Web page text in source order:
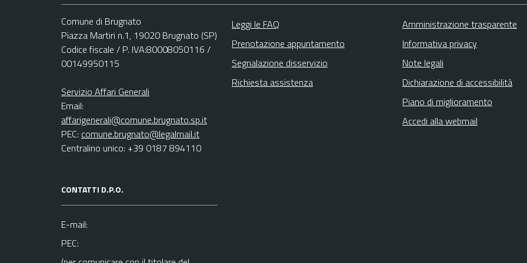
Comune di Brugnato
Piazza Martiri n.1, 19020 Brugnato (SP)
Codice fiscale / P. IVA:80008050116 /
00149950115
Servizio Affari Generali
Email:
affarigenerali@comune.brugnato.sp.it
PEC: comune.brugnato@legalmail.it
Centralino unico: +39 0187 894110
CONTATTI D.P.O.
E-mail:
PEC:
Leggi le FAQ
Prenotazione appuntamento
Segnalazione disservizio
Richiesta assistenza
Amministrazione trasparente
Informativa privacy
Note legali
Dichiarazione di accessibilità
Piano di miglioramento
Accedi alla webmail